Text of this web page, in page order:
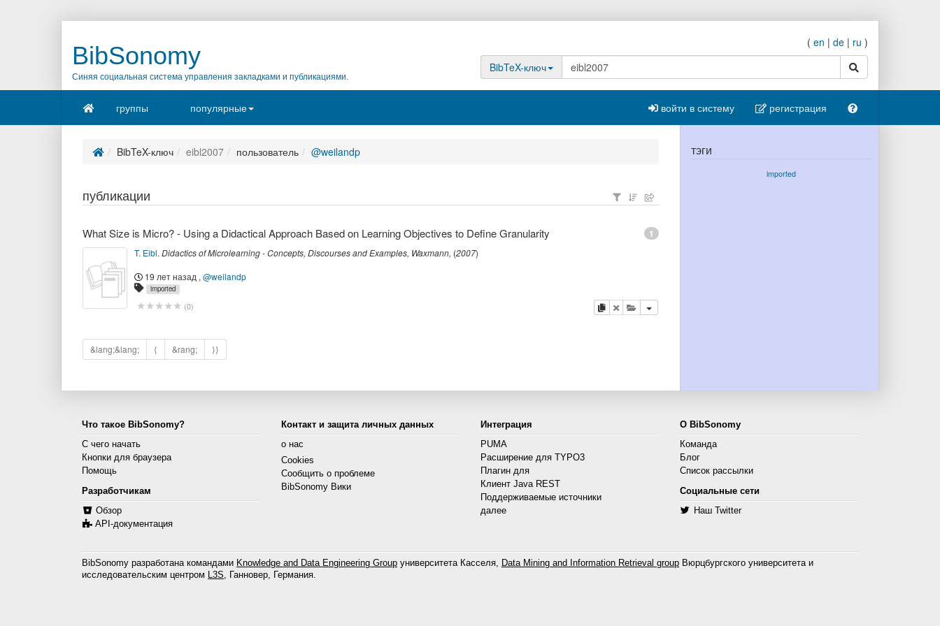
BibSonomy
Синяя социальная система управления закладками и публикациями.
( en | de | ru )
BibTeX-ключ
поиск
группы популярные войти в систему регистрация
BibTeX-ключ eibl2007 пользователь @weilandp
публикации
1
What Size is Micro? - Using a Didactical Approach Based on Learning Objectives to Define Granularity
T. Eibl. Didactics of Microlearning - Concepts, Discourses and Examples, Waxmann, (2007)
19 лет назад , @weilandp
imported
(0) копировать
удалитьдобавить публикацию в буфер
&lang;&lang; ⟨ &rang; ⟩⟩
тэги
imported
Что такое BibSonomy?
С чего начать
Кнопки для браузера
Помощь
Разработчикам
Обзор
API-документация
Контакт и защита личных данных
о нас
Cookies
Сообщить о проблеме
BibSonomy Вики
Интеграция
PUMA
Расширение для TYPO3
Плагин для
Клиент Java REST
Поддерживаемые источники
далее
О BibSonomy
Команда
Блог
Список рассылки
Социальные сети
Наш Twitter
BibSonomy разработана командами Knowledge and Data Engineering Group университета Касселя, Data Mining and Information Retrieval group Вюрцбургского университета и
исследовательским центром L3S, Ганновер, Германия.